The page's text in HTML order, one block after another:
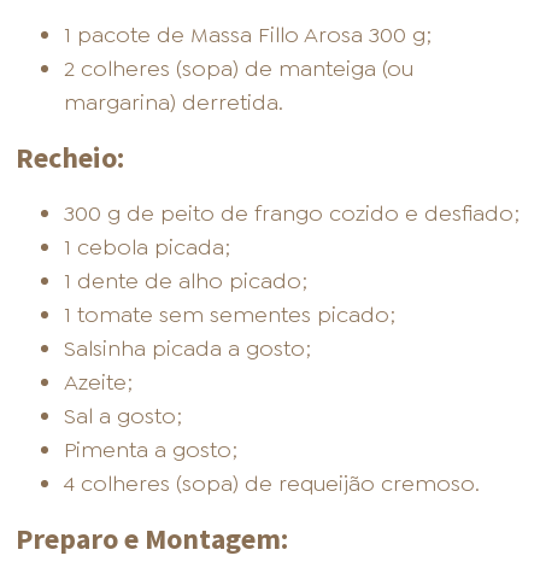
1 pacote de Massa Fillo Arosa 300 g;
2 colheres (sopa) de manteiga (ou
margarina) derretida.
Recheio:
300 g de peito de frango cozido e desfiado;
1 cebola picada;
1 dente de alho picado;
1 tomate sem sementes picado;
Salsinha picada a gosto;
Azeite;
Sal a gosto;
Pimenta a gosto;
4 colheres (sopa) de requeijão cremoso.
Preparo e Montagem: